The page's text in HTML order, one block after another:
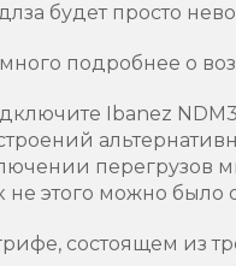
будет просто
подробнее о
Ibanez
перегрузов
не этого можно
состоящем из